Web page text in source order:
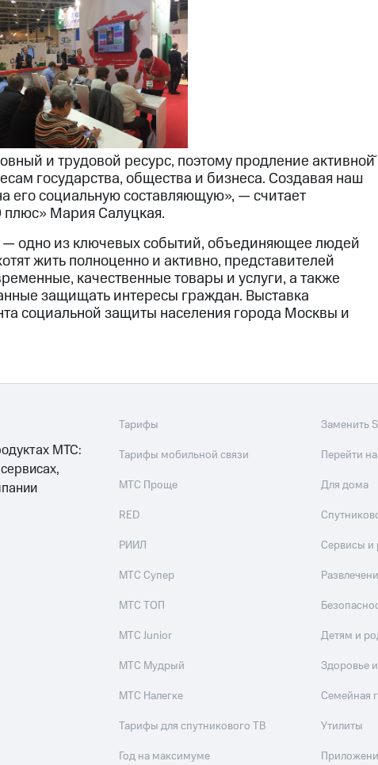
и трудовой ресурс, поэтому продление активной̆
государства, общества и бизнеса. Создавая наш
его социальную составляющую», — считает
плюс» Мария Салуцкая.
одно из ключевых событий, объединяющее людей
жить полноценно и активно, представителей
качественные товары и услуги, а также
защищать интересы граждан. Выставка
социальной защиты населения города Москвы и
МТС:
Тарифы
Тарифы мобильной связи
МТС Проще
RED
РИИЛ
МТС Супер
МТС ТОП
МТС Junior
МТС Мудрый
МТС Налегке
Тарифы для спутникового ТВ
Год на максимуме
Заменить
Перейти
Для дома
Сервисы и
Детям и
Здоровье
Семейная
Утилиты